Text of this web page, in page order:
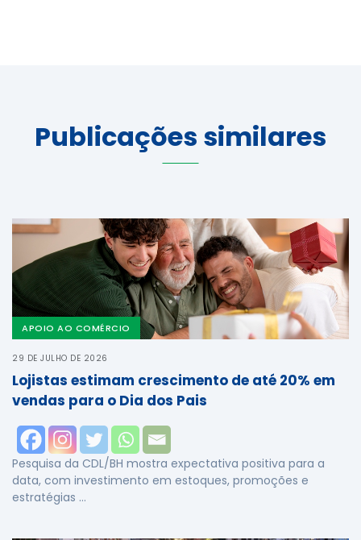
Publicações similares
APOIO AO COMÉRCIO
29 DE JULHO DE 2026
Lojistas estimam crescimento de até 20% em
vendas para o Dia dos Pais
Pesquisa da CDL/BH mostra expectativa positiva para a
data, com investimento em estoques, promoções e
estratégias …